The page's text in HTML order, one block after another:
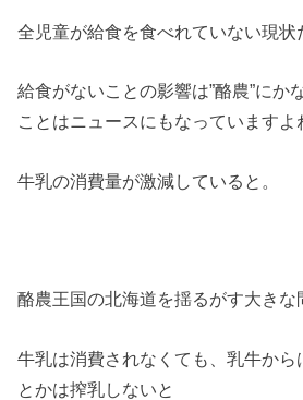
全児童が給食を食べれていない現状
給食がないことの影響は”酪農”にか
ことはニュースにもなっていますよ
牛乳の消費量が激減していると。
酪農王国の北海道を揺るがす大きな
牛乳は消費されなくても、乳牛から
とかは搾乳しないと